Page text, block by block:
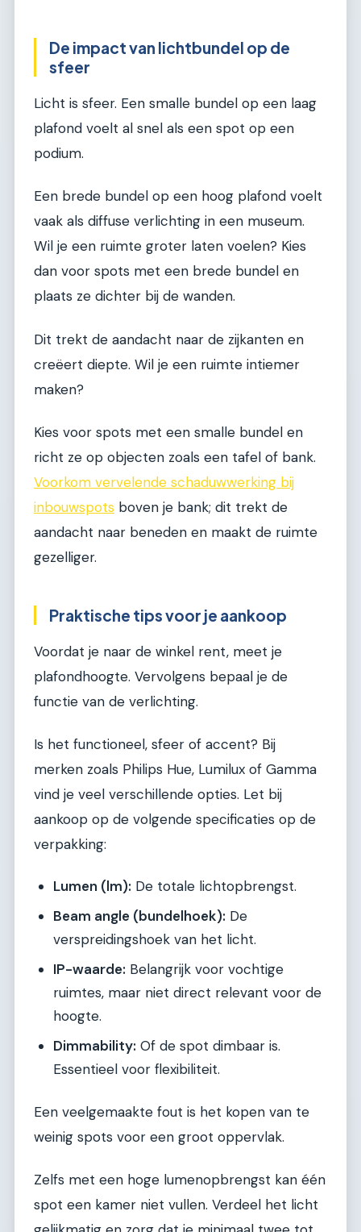
De impact van lichtbundel op de
sfeer
Licht is sfeer. Een smalle bundel op een laag
plafond voelt al snel als een spot op een
podium.
Een brede bundel op een hoog plafond voelt
vaak als diffuse verlichting in een museum.
Wil je een ruimte groter laten voelen? Kies
dan voor spots met een brede bundel en
plaats ze dichter bij de wanden.
Dit trekt de aandacht naar de zijkanten en
creëert diepte. Wil je een ruimte intiemer
maken?
Kies voor spots met een smalle bundel en
richt ze op objecten zoals een tafel of bank.
Voorkom vervelende schaduwwerking bij
inbouwspots boven je bank; dit trekt de
aandacht naar beneden en maakt de ruimte
gezelliger.
Praktische tips voor je aankoop
Voordat je naar de winkel rent, meet je
plafondhoogte. Vervolgens bepaal je de
functie van de verlichting.
Is het functioneel, sfeer of accent? Bij
merken zoals Philips Hue, Lumilux of Gamma
vind je veel verschillende opties. Let bij
aankoop op de volgende specificaties op de
verpakking:
Lumen (lm): De totale lichtopbrengst.
Beam angle (bundelhoek): De
verspreidingshoek van het licht.
IP-waarde: Belangrijk voor vochtige
ruimtes, maar niet direct relevant voor de
hoogte.
Dimmability: Of de spot dimbaar is.
Essentieel voor flexibiliteit.
Een veelgemaakte fout is het kopen van te
weinig spots voor een groot oppervlak.
Zelfs met een hoge lumenopbrengst kan één
spot een kamer niet vullen. Verdeel het licht